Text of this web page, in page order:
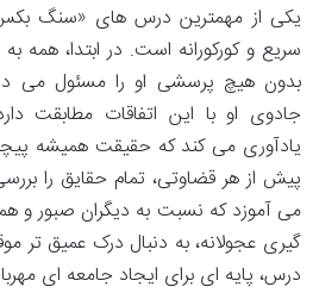
یکی از مهمترین درس های «سنگ
سریع و کورکورانه است. در ابتدا،
بدون هیچ پرسشی او را مسئول می
جادوی او با این اتفاقات مطابقت
یادآوری می کند که حقیقت همیشه
پیش از هر قضاوتی، تمام حقایق را
می آموزد که نسبت به دیگران صبور و
گیری عجولانه، به دنبال درک عمیق تر
درس، پایه ای برای ایجاد جامعه ای